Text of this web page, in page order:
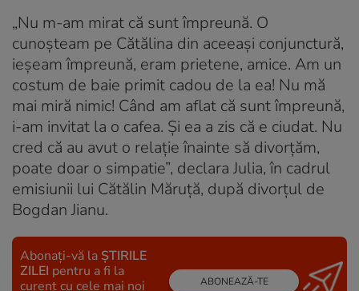
„Nu m-am mirat că sunt împreună. O
cunoșteam pe Cătălina din aceeași conjunctură,
ieșeam împreună, eram prietene, amice. Am un
costum de baie primit cadou de la ea! Nu mă
mai miră nimic! Când am aflat că sunt împreună,
i-am invitat la o cafea. Și ea a zis că e ciudat. Nu
cred că au avut o relație înainte să divorțăm,
poate doar o simpatie”, declara Julia, în cadrul
emisiunii lui Cătălin Măruță, după divorțul de
Bogdan Jianu.
Abonați-vă la ȘTIRILE
ZILEI pentru a fi la
curent cu cele mai noi
ABONEAZĂ-TE